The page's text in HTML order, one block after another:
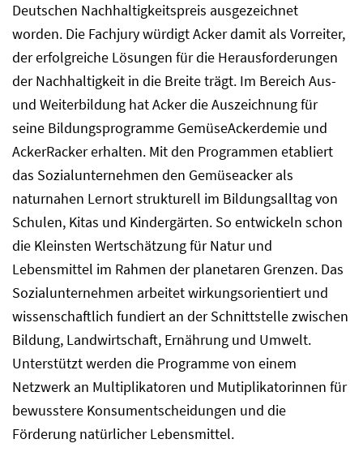
Deutschen Nachhaltigkeitspreis ausgezeichnet
worden. Die Fachjury würdigt Acker damit als Vorreiter,
der erfolgreiche Lösungen für die Herausforderungen
der Nachhaltigkeit in die Breite trägt. Im Bereich Aus-
und Weiterbildung hat Acker die Auszeichnung für
seine Bildungsprogramme GemüseAckerdemie und
AckerRacker erhalten. Mit den Programmen etabliert
das Sozialunternehmen den Gemüseacker als
naturnahen Lernort strukturell im Bildungsalltag von
Schulen, Kitas und Kindergärten. So entwickeln schon
die Kleinsten Wertschätzung für Natur und
Lebensmittel im Rahmen der planetaren Grenzen. Das
Sozialunternehmen arbeitet wirkungsorientiert und
wissenschaftlich fundiert an der Schnittstelle zwischen
Bildung, Landwirtschaft, Ernährung und Umwelt.
Unterstützt werden die Programme von einem
Netzwerk an Multiplikatoren und Mutiplikatorinnen für
bewusstere Konsumentscheidungen und die
Förderung natürlicher Lebensmittel.